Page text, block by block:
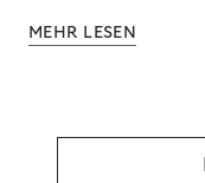
MEHR LESEN